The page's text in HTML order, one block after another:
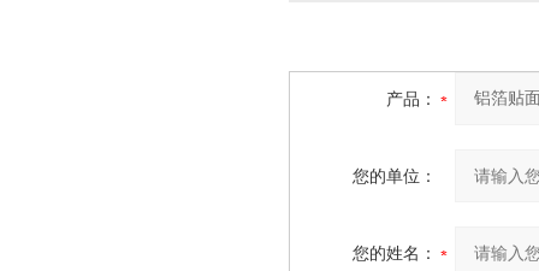
产品：
您的单位：
您的姓名：